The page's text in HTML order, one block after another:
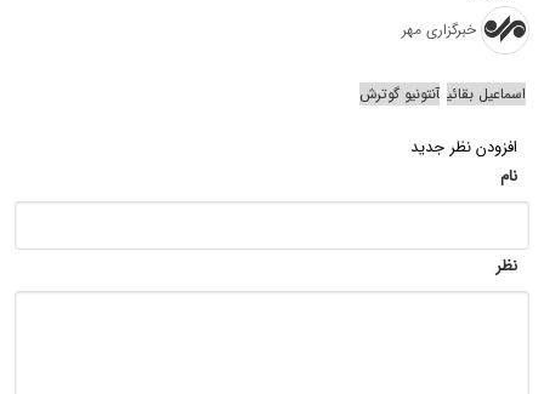
خبرگزاری مهر
اسماعیل بقائی آنتونیو گوترش
افزودن نظر جدید
نام
نظر